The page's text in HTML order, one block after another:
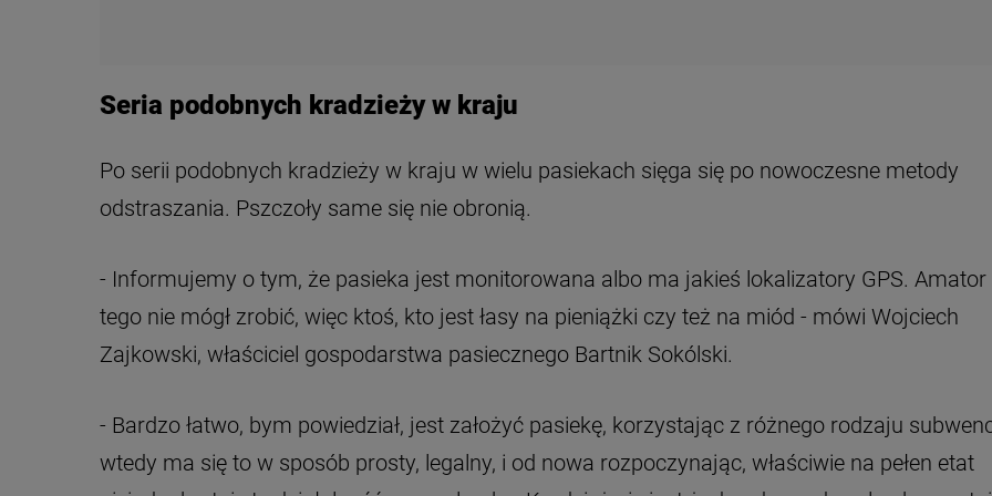
Seria podobnych kradzieży w kraju
Po serii podobnych kradzieży w kraju w wielu pasiekach sięga się po nowoczesne metody
odstraszania. Pszczoły same się nie obronią.
- Informujemy o tym, że pasieka jest monitorowana albo ma jakieś lokalizatory GPS. Amator
tego nie mógł zrobić, więc ktoś, kto jest łasy na pieniążki czy też na miód - mówi Wojciech
Zajkowski, właściciel gospodarstwa pasiecznego Bartnik Sokólski.
- Bardzo łatwo, bym powiedział, jest założyć pasiekę, korzystając z różnego rodzaju
wtedy ma się to w sposób prosty, legalny, i od nowa rozpoczynając, właściwie na pełen etat